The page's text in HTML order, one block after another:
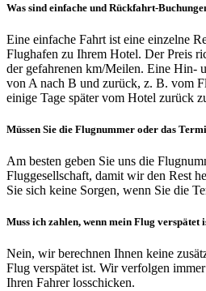
Was sind einfache und Rückfahrt-
Eine einfache Fahrt ist eine einzelne
Flughafen zu Ihrem Hotel. Der Preis
der gefahrenen km/Meilen. Eine Hin-
von A nach B und zurück, z. B. vom
einige Tage später vom Hotel zurück
Müssen Sie die Flugnummer oder das
Am besten geben Sie uns die
Fluggesellschaft, damit wir den Rest
Sie sich keine Sorgen, wenn Sie die
Muss ich zahlen, wenn mein Flug verspätet
Nein, wir berechnen Ihnen keine
Flug verspätet ist. Wir verfolgen
Ihren Fahrer losschicken.